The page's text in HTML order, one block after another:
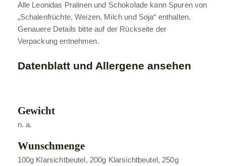
Alle Leonidas Pralinen und Schokolade kann Spuren von
„Schalenfrüchte, Weizen, Milch und Soja“ enthalten.
Genauere Details bitte auf der Rückseite der
Verpackung entnehmen.
Datenblatt und Allergene ansehen
Gewicht
n. a.
Wunschmenge
100g Klarsichtbeutel, 200g Klarsichtbeutel, 250g